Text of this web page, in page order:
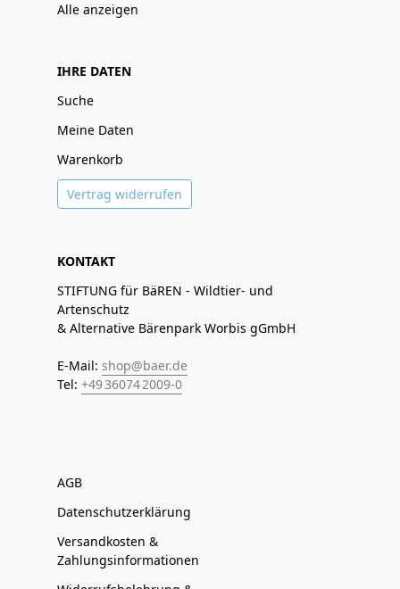
Alle anzeigen
IHRE DATEN
Suche
Meine Daten
Warenkorb
Vertrag widerrufen
KONTAKT
STIFTUNG für BäREN - Wildtier- und
Artenschutz
& Alternative Bärenpark Worbis gGmbH
E-Mail: shop@baer.de
Tel: +49 36074 2009-0
AGB
Datenschutzerklärung
Versandkosten &
Zahlungsinformationen